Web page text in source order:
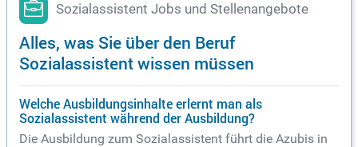
Sozialassistent Jobs und Stellenangebote
Alles, was Sie über den Beruf
Sozialassistent wissen müssen
Welche Ausbildungsinhalte erlernt man als
Sozialassistent während der Ausbildung?
Die Ausbildung zum Sozialassistent führt die Azubis in